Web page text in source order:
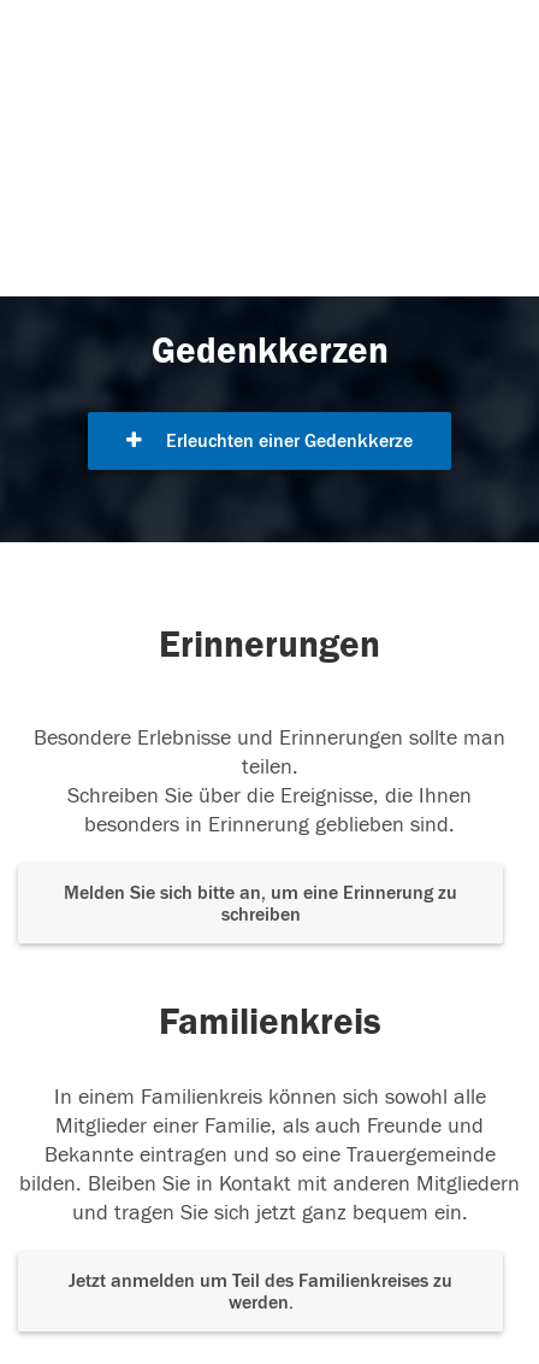
Gedenkkerzen
Erleuchten einer Gedenkkerze
Erinnerungen
Besondere Erlebnisse und Erinnerungen sollte man
teilen.
Schreiben Sie über die Ereignisse, die Ihnen
besonders in Erinnerung geblieben sind.
Melden Sie sich bitte an, um eine Erinnerung zu
schreiben
Familienkreis
In einem Familienkreis können sich sowohl alle
Mitglieder einer Familie, als auch Freunde und
Bekannte eintragen und so eine Trauergemeinde
bilden. Bleiben Sie in Kontakt mit anderen Mitgliedern
und tragen Sie sich jetzt ganz bequem ein.
Jetzt anmelden um Teil des Familienkreises zu
werden.